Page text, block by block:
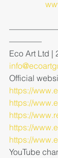
————
Eco Art Ltd |
Official
https://
https://
https://
https://
https://
YouTube